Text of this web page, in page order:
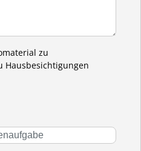
zu
Hausbesichtigungen